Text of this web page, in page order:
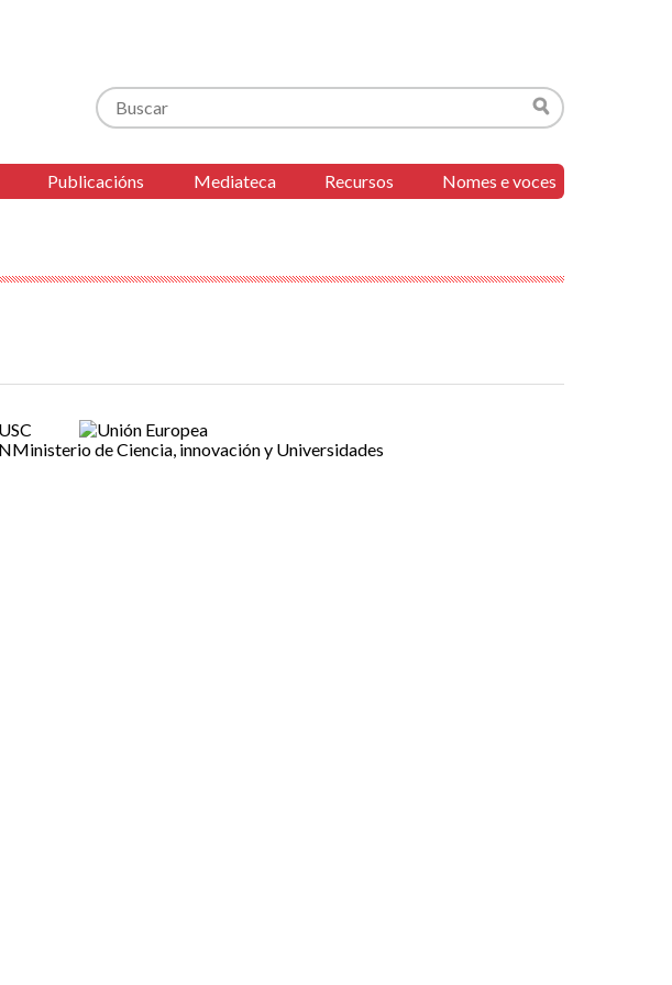
Buscar
Buscar
Publicacións Mediateca Recursos Nomes e voces